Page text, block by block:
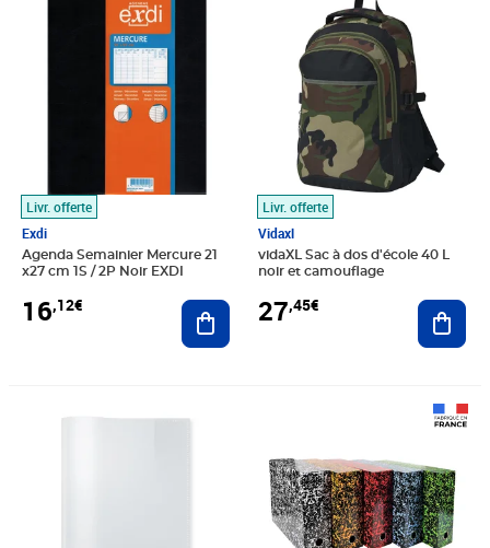
Livr. offerte
Exdi
Agenda Semainier Mercure 21
x27 cm 1S / 2P Noir EXDI
16,12€ Ajouter au panier
Livr. offerte
Vidaxl
vidaXL Sac à dos d'école 40 L
noir et camouflage
27,45€
Prix 2,90€